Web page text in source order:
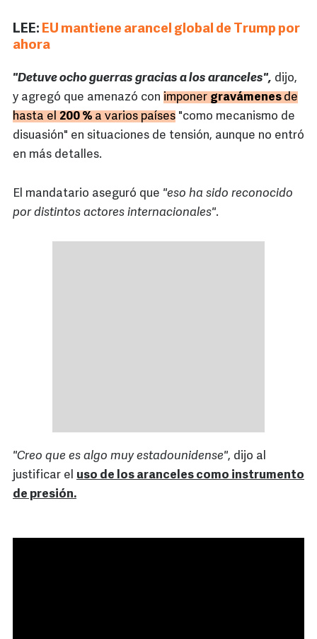
LEE: EU mantiene arancel global de Trump por
ahora
"Detuve ocho guerras gracias a los aranceles", dijo,
y agregó que amenazó con imponer gravámenes de
hasta el 200 % a varios países "como mecanismo de
disuasión" en situaciones de tensión, aunque no entró
en más detalles.
El mandatario aseguró que "eso ha sido reconocido
por distintos actores internacionales".
"Creo que es algo muy estadounidense", dijo al
justificar el uso de los aranceles como instrumento
de presión.